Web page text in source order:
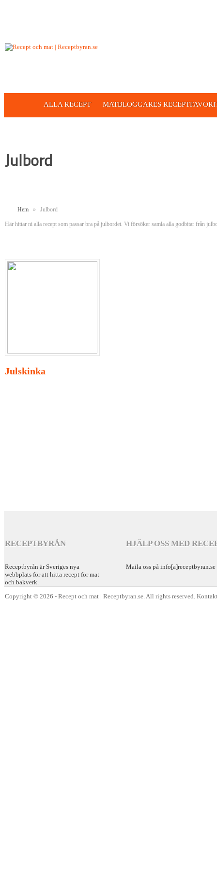
ALLA RECEPT MATBLOGGARES
Julbord
Hem » Julbord
Här hittar ni alla recept som passar bra på julbordet. Vi försöker samla alla godbitar från
Julskinka
RECEPTBYRÅN
Receptbyrån är Sveriges nya
webbplats för att hitta recept för mat
och bakverk.
HJÄLP OSS MED
Maila oss på info[a]receptbyran.se
Copyright © 2026 - Recept och mat | Receptbyran.se. All rights reserved.